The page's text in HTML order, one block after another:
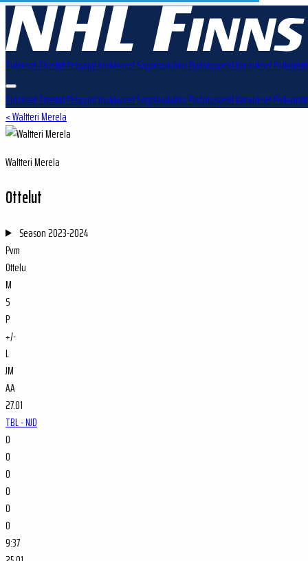
TuloksetTilastotPelaajatJoukkueetSarjataulukkoPudotuspelitVarauksetPalkinnot
TuloksetTilastotPelaajatJoukkueetSarjataulukkoPudotuspelitVarauksetPalkinnot
< Waltteri Merela
Waltteri Merela
Ottelut
Season2023-2024
Pvm
Ottelu
M
S
P
+/-
L
JM
AA
27.01
TBL - NJD
0
0
0
0
0
0
9:37